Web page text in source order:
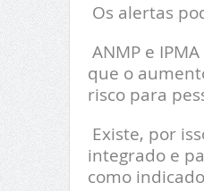
Os alertas
ANMP e
que o
risco para
Existe, por
integrado e
como